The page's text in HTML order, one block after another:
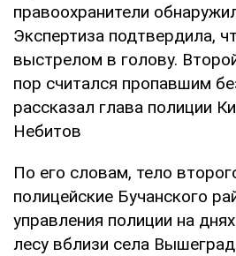
правоохранители
Экспертиза подтвердила,
выстрелом в голову.
пор считался пропавшим
рассказал глава полиции
Небитов
По его словам, тело
полицейские Бучанского
управления полиции на
лесу вблизи села